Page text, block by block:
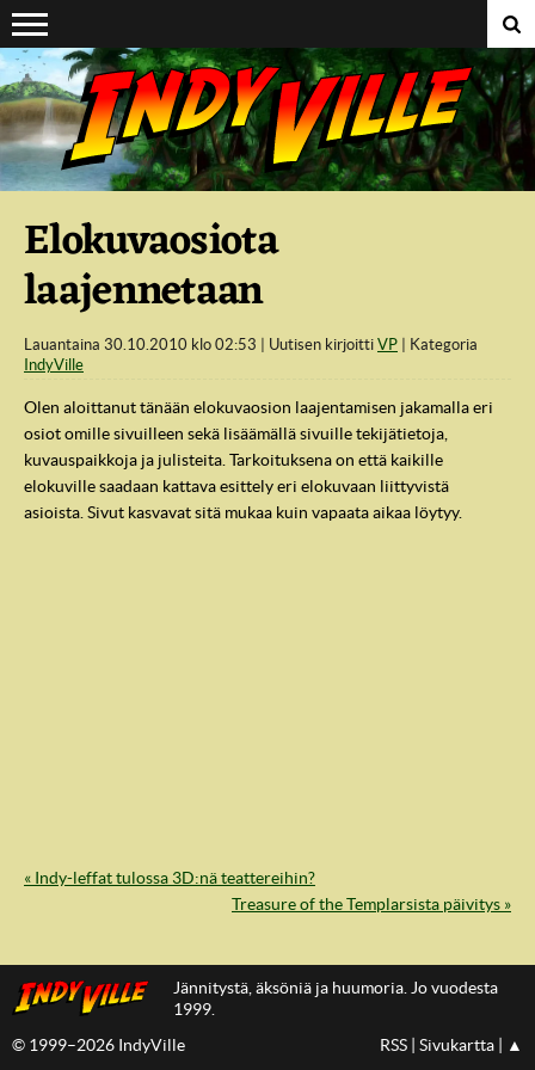
Suoraan sisältöön
IndyVille
Elokuvaosiota
laajennetaan
Lauantaina 30.10.2010 klo 02:53 Uutisen kirjoitti VP
Kategoria
IndyVille
Olen aloittanut tänään elokuvaosion laajentamisen jakamalla eri
osiot omille sivuilleen sekä lisäämällä sivuille tekijätietoja,
kuvauspaikkoja ja julisteita. Tarkoituksena on että kaikille
elokuville saadaan kattava esittely eri elokuvaan liittyvistä
asioista. Sivut kasvavat sitä mukaa kuin vapaata aikaa löytyy.
« Indy-leffat tulossa 3D:nä teattereihin?
Treasure of the Templarsista päivitys »
Jännitystä, äksöniä ja huumoria. Jo vuodesta
1999.
© 1999–2026 IndyVille
RSS Sivukartta ▲